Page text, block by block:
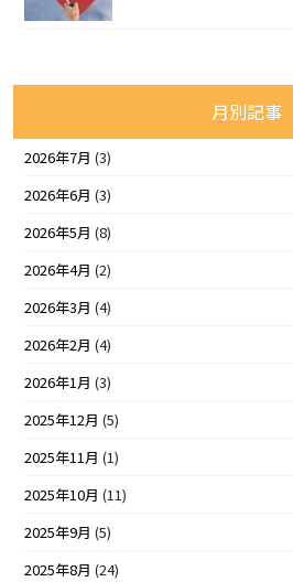
月別記事
2026年7月 (3)
2026年6月 (3)
2026年5月 (8)
2026年4月 (2)
2026年3月 (4)
2026年2月 (4)
2026年1月 (3)
2025年12月 (5)
2025年11月 (1)
2025年10月 (11)
2025年9月 (5)
2025年8月 (24)